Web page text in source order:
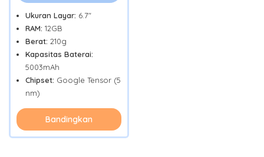
Ukuran Layar: 6.7"
RAM: 12GB
Berat: 210g
Kapasitas Baterai:
5003mAh
Chipset: Google Tensor (5
nm)
Bandingkan